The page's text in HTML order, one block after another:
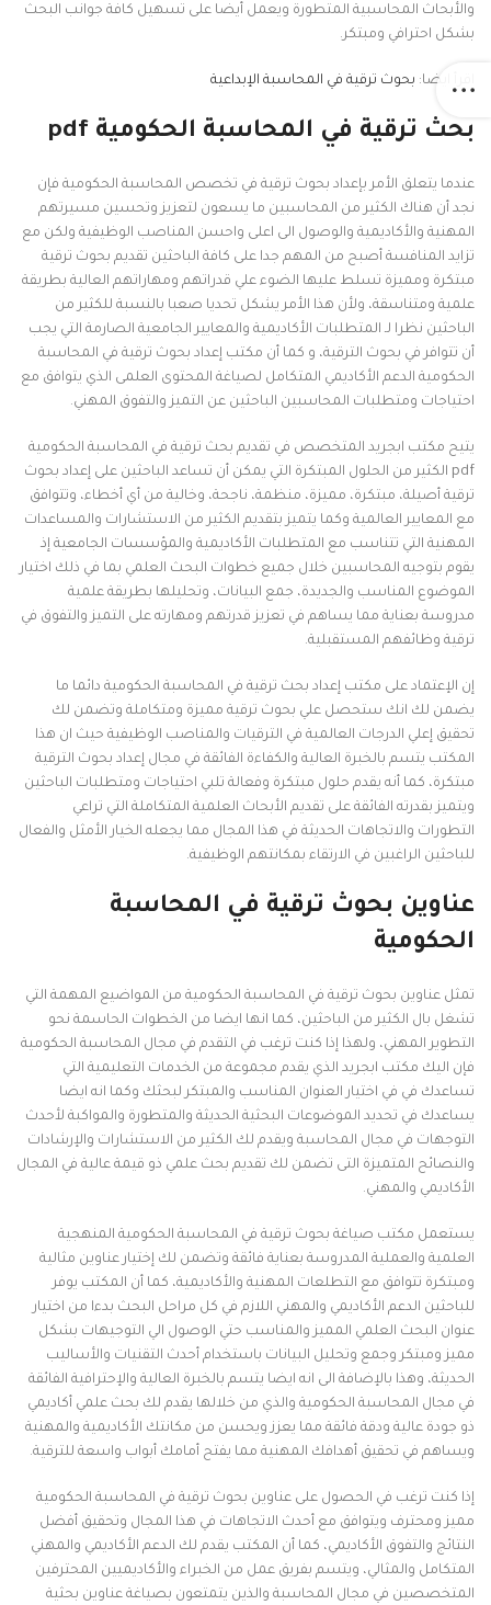
والأبحاث المحاسبية المتطورة ويعمل أيضا على تسهيل كافة جوانب البحث
بشكل احترافي ومبتكر.
اقرأ ايضا: بحوث ترقية في المحاسبة الإبداعية
بحث ترقية في المحاسبة الحكومية pdf
عندما يتعلق الأمر بإعداد بحوث ترقية في تخصص المحاسبة الحكومية فإن
نجد أن هناك الكثير من المحاسبين ما يسعون لتعزيز وتحسين مسيرتهم
المهنية والأكاديمية والوصول الى اعلى واحسن المناصب الوظيفية ولكن مع
تزايد المنافسة أصبح من المهم جدا على كافة الباحثين تقديم بحوث ترقية
مبتكرة ومميزة تسلط عليها الضوء علي قدراتهم ومهاراتهم العالية بطريقة
علمية ومتناسقة، ولأن هذا الأمر يشكل تحديا صعبا بالنسبة للكثير من
الباحثين نظرا لـ المتطلبات الأكاديمية والمعايير الجامعية الصارمة التي يجب
أن تتوافر في بحوث الترقية، و كما أن مكتب إعداد بحوث ترقية في المحاسبة
الحكومية الدعم الأكاديمي المتكامل لصياغة المحتوى العلمى الذي يتوافق مع
احتياجات ومتطلبات المحاسبين الباحثين عن التميز والتفوق المهني.
يتيح مكتب ابجريد المتخصص في تقديم بحث ترقية في المحاسبة الحكومية
pdf الكثير من الحلول المبتكرة التي يمكن أن تساعد الباحثين على إعداد بحوث
ترقية أصيلة، مبتكرة، مميزة، منظمة، ناجحة، وخالية من أي أخطاء، وتتوافق
مع المعايير العالمية وكما يتميز بتقديم الكثير من الاستشارات والمساعدات
المهنية التي تتناسب مع المتطلبات الأكاديمية والمؤسسات الجامعية إذ
يقوم بتوجيه المحاسبين خلال جميع خطوات البحث العلمي بما في ذلك اختيار
الموضوع المناسب والجديدة، جمع البيانات، وتحليلها بطريقة علمية
مدروسة بعناية مما يساهم في تعزيز قدرتهم ومهارته على التميز والتفوق في
ترقية وظائفهم المستقبلية.
إن الإعتماد على مكتب إعداد بحث ترقية في المحاسبة الحكومية دائما ما
يضمن لك انك ستحصل علي بحوث ترقية مميزة ومتكاملة وتضمن لك
تحقيق إعلي الدرجات العالمية في الترقيات والمناصب الوظيفية حيث ان هذا
المكتب يتسم بالخبرة العالية والكفاءة الفائقة في مجال إعداد بحوث الترقية
مبتكرة، كما أنه يقدم حلول مبتكرة وفعالة تلبي احتياجات ومتطلبات الباحثين
ويتميز بقدرته الفائقة على تقديم الأبحاث العلمية المتكاملة التي تراعي
التطورات والاتجاهات الحديثة في هذا المجال مما يجعله الخيار الأمثل والفعال
للباحثين الراغبين في الارتقاء بمكانتهم الوظيفية.
عناوين بحوث ترقية في المحاسبة
الحكومية
تمثل عناوين بحوث ترقية في المحاسبة الحكومية من المواضيع المهمة التي
تشغل بال الكثير من الباحثين، كما انها ايضا من الخطوات الحاسمة نحو
التطوير المهني، ولهذا إذا كنت ترغب في التقدم في مجال المحاسبة الحكومية
فإن اليك مكتب ابجريد الذي يقدم مجموعة من الخدمات التعليمية التي
تساعدك في في اختيار العنوان المناسب والمبتكر لبحثك وكما انه ايضا
يساعدك في تحديد الموضوعات البحثية الحديثة والمتطورة والمواكبة لأحدث
التوجهات في مجال المحاسبة ويقدم لك الكثير من الاستشارات والإرشادات
والنصائح المتميزة التى تضمن لك تقديم بحث علمي ذو قيمة عالية في المجال
الأكاديمي والمهني.
يستعمل مكتب صياغة بحوث ترقية في المحاسبة الحكومية المنهجية
العلمية والعملية المدروسة بعناية فائقة وتضمن لك إختيار عناوين مثالية
ومبتكرة تتوافق مع التطلعات المهنية والأكاديمية، كما أن المكتب يوفر
للباحثين الدعم الأكاديمي والمهني اللازم في كل مراحل البحث بدءا من اختيار
عنوان البحث العلمي المميز والمناسب حتي الوصول الي التوجيهات بشكل
مميز ومبتكر وجمع وتحليل البيانات باستخدام أحدث التقنيات والأساليب
الحديثة، وهذا بالإضافة الى انه ايضا يتسم بالخبرة العالية والإحترافية الفائقة
في مجال المحاسبة الحكومية والذي من خلالها يقدم لك بحث علمي أكاديمي
ذو جودة عالية ودقة فائقة مما يعزز ويحسن من مكانتك الأكاديمية والمهنية
ويساهم في تحقيق أهدافك المهنية مما يفتح أمامك أبواب واسعة للترقية.
إذا كنت ترغب في الحصول على عناوين بحوث ترقية في المحاسبة الحكومية
مميز ومحترف ويتوافق مع أحدث الاتجاهات في هذا المجال وتحقيق أفضل
النتائج والتفوق الأكاديمي، كما أن المكتب يقدم لك الدعم الأكاديمي والمهني
المتكامل والمثالي، ويتسم بفريق عمل من الخبراء والأكاديميين المحترفين
المتخصصين في مجال المحاسبة والذين يتمتعون بصياغة عناوين بحثية